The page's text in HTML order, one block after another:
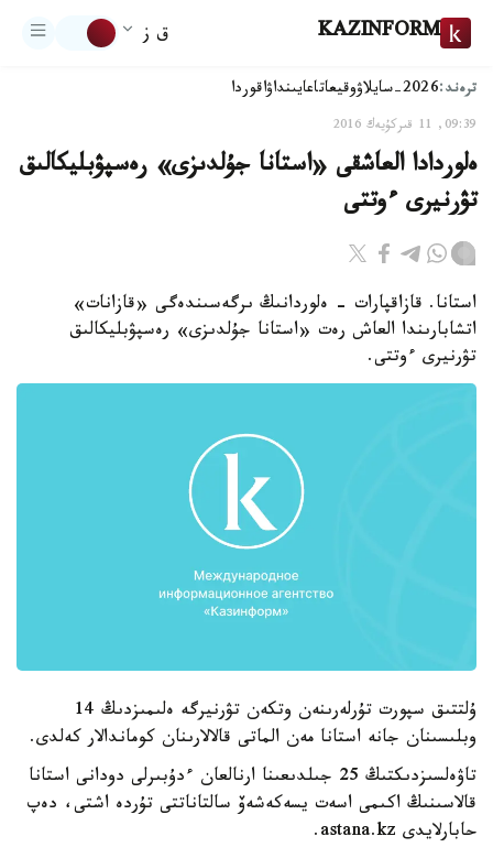
KAZINFORM ق ز
ترەند:2026-سايلاۋ وقيعاتاعايىنداۋاقوردا
09:39, 11 قىركۇيەك 2016
ەلوردادا العاشقى «استانا جۇلدىزى» رەسپۋبليكالىق
تۋرنيرى ءوتتى
استانا. قازاقپارات - ەلوردانىڭ ىرگەسىندەگى «قازانات»
اتشابارىندا العاش رەت «استانا جۇلدىزى» رەسپۋبليكالىق
تۋرنيرى ءوتتى.
ۇلتتىق سپورت تۇرلەرىنەن وتكەن تۋرنيرگە ەلىمىزدىڭ 14
وبلىسىنان جانە استانا مەن الماتى قالالارىنان كوماندالار كەلدى.
تاۋەلسىزدىكتىڭ 25 جىلدىعىنا ارنالعان ءدۇبىرلى دودانى استانا
قالاسىنىڭ اكىمى اسەت يسەكەشەۆ سالتاناتتى تۇردە اشتى، دەپ
حابارلايدى astana.kz.